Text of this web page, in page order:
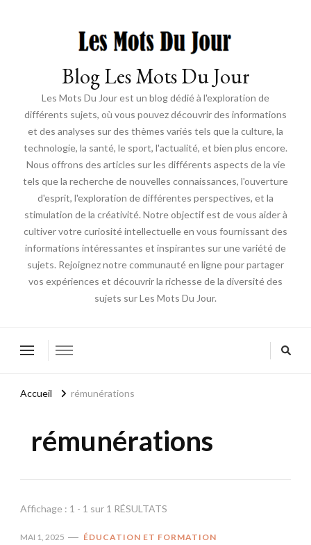
Blog Les Mots Du Jour
Les Mots Du Jour est un blog dédié à l'exploration de
différents sujets, où vous pouvez découvrir des informations
et des analyses sur des thèmes variés tels que la culture, la
technologie, la santé, le sport, l'actualité, et bien plus encore.
Nous offrons des articles sur les différents aspects de la vie
tels que la recherche de nouvelles connaissances, l'ouverture
d'esprit, l'exploration de différentes perspectives, et la
stimulation de la créativité. Notre objectif est de vous aider à
cultiver votre curiosité intellectuelle en vous fournissant des
informations intéressantes et inspirantes sur une variété de
sujets. Rejoignez notre communauté en ligne pour partager
vos expériences et découvrir la richesse de la diversité des
sujets sur Les Mots Du Jour.
Accueil rémunérations
rémunérations
Affichage : 1 - 1 sur 1 RÉSULTATS
MAI 1, 2025 ÉDUCATION ET FORMATION